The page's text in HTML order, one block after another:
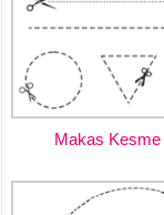
Makas Kesme